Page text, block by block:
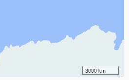
3000 km